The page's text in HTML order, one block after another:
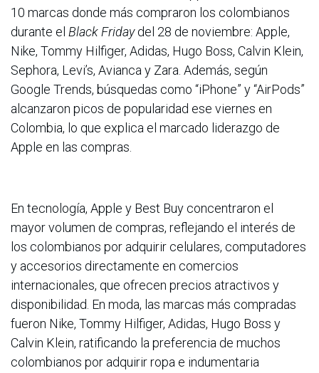
10 marcas donde más compraron los colombianos
durante el Black Fridaydel 28 de noviembre: Apple,
Nike, Tommy Hilfiger, Adidas, Hugo Boss, Calvin Klein,
Sephora, Levi’s, Avianca y Zara. Además, según
Google Trends, búsquedas como “iPhone” y “AirPods”
alcanzaron picos de popularidad ese viernes en
Colombia, lo que explica el marcado liderazgo de
Apple en las compras.
En tecnología, Apple y Best Buy concentraron el
mayor volumen de compras, reflejando el interés de
los colombianos por adquirir celulares, computadores
y accesorios directamente en comercios
internacionales, que ofrecen precios atractivos y
disponibilidad. En moda, las marcas más compradas
fueron Nike, Tommy Hilfiger, Adidas, Hugo Boss y
Calvin Klein, ratificando la preferencia de muchos
colombianos por adquirir ropa e indumentaria